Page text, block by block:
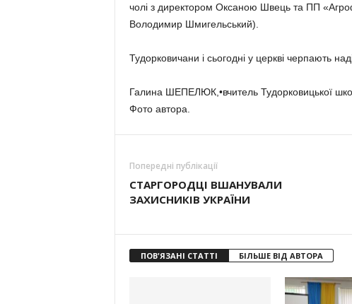
чолі з директором Оксаною Швець та ПП
Володимир Шмигельський).
Тудорковичани і сьогодні у церкві черпають
Галина ШЕПЕЛЮК,•вчитель Тудорковицької
Фото автора.
Попередні публікації
СТАРГОРОДЦІ ВШАНУВАЛИ
ЗАХИСНИКІВ УКРАЇНИ
ПОВ'ЯЗАНІ СТАТТІ БІЛЬШЕ ВІД АВТОРА